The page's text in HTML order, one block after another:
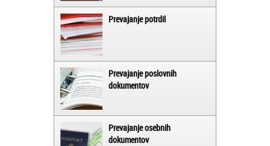
Prevajanje potrdil
Prevajanje poslovnih
dokumentov
Prevajanje osebnih
dokumentov